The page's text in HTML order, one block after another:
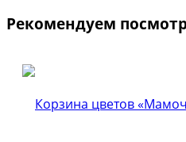
Рекомендуем